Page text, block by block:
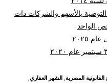
بالأسهم والشركات ذات
الواحد
٢٠٢٥
المصرية, الشهر العقاري,